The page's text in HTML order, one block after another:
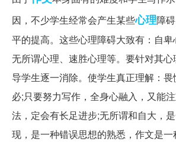
因，不少学生经常会产生某些心理障
平的提高。这些心理障碍大致有：自卑
无所谓心理、速胜心理等。要针对其心
导学生逐一消除。使学生真正理解：
必;只要努力写作，全身心融入，又能
法，定会有长足进步;无所谓和自大，
现，是一种错误思想的熟悉，作文是